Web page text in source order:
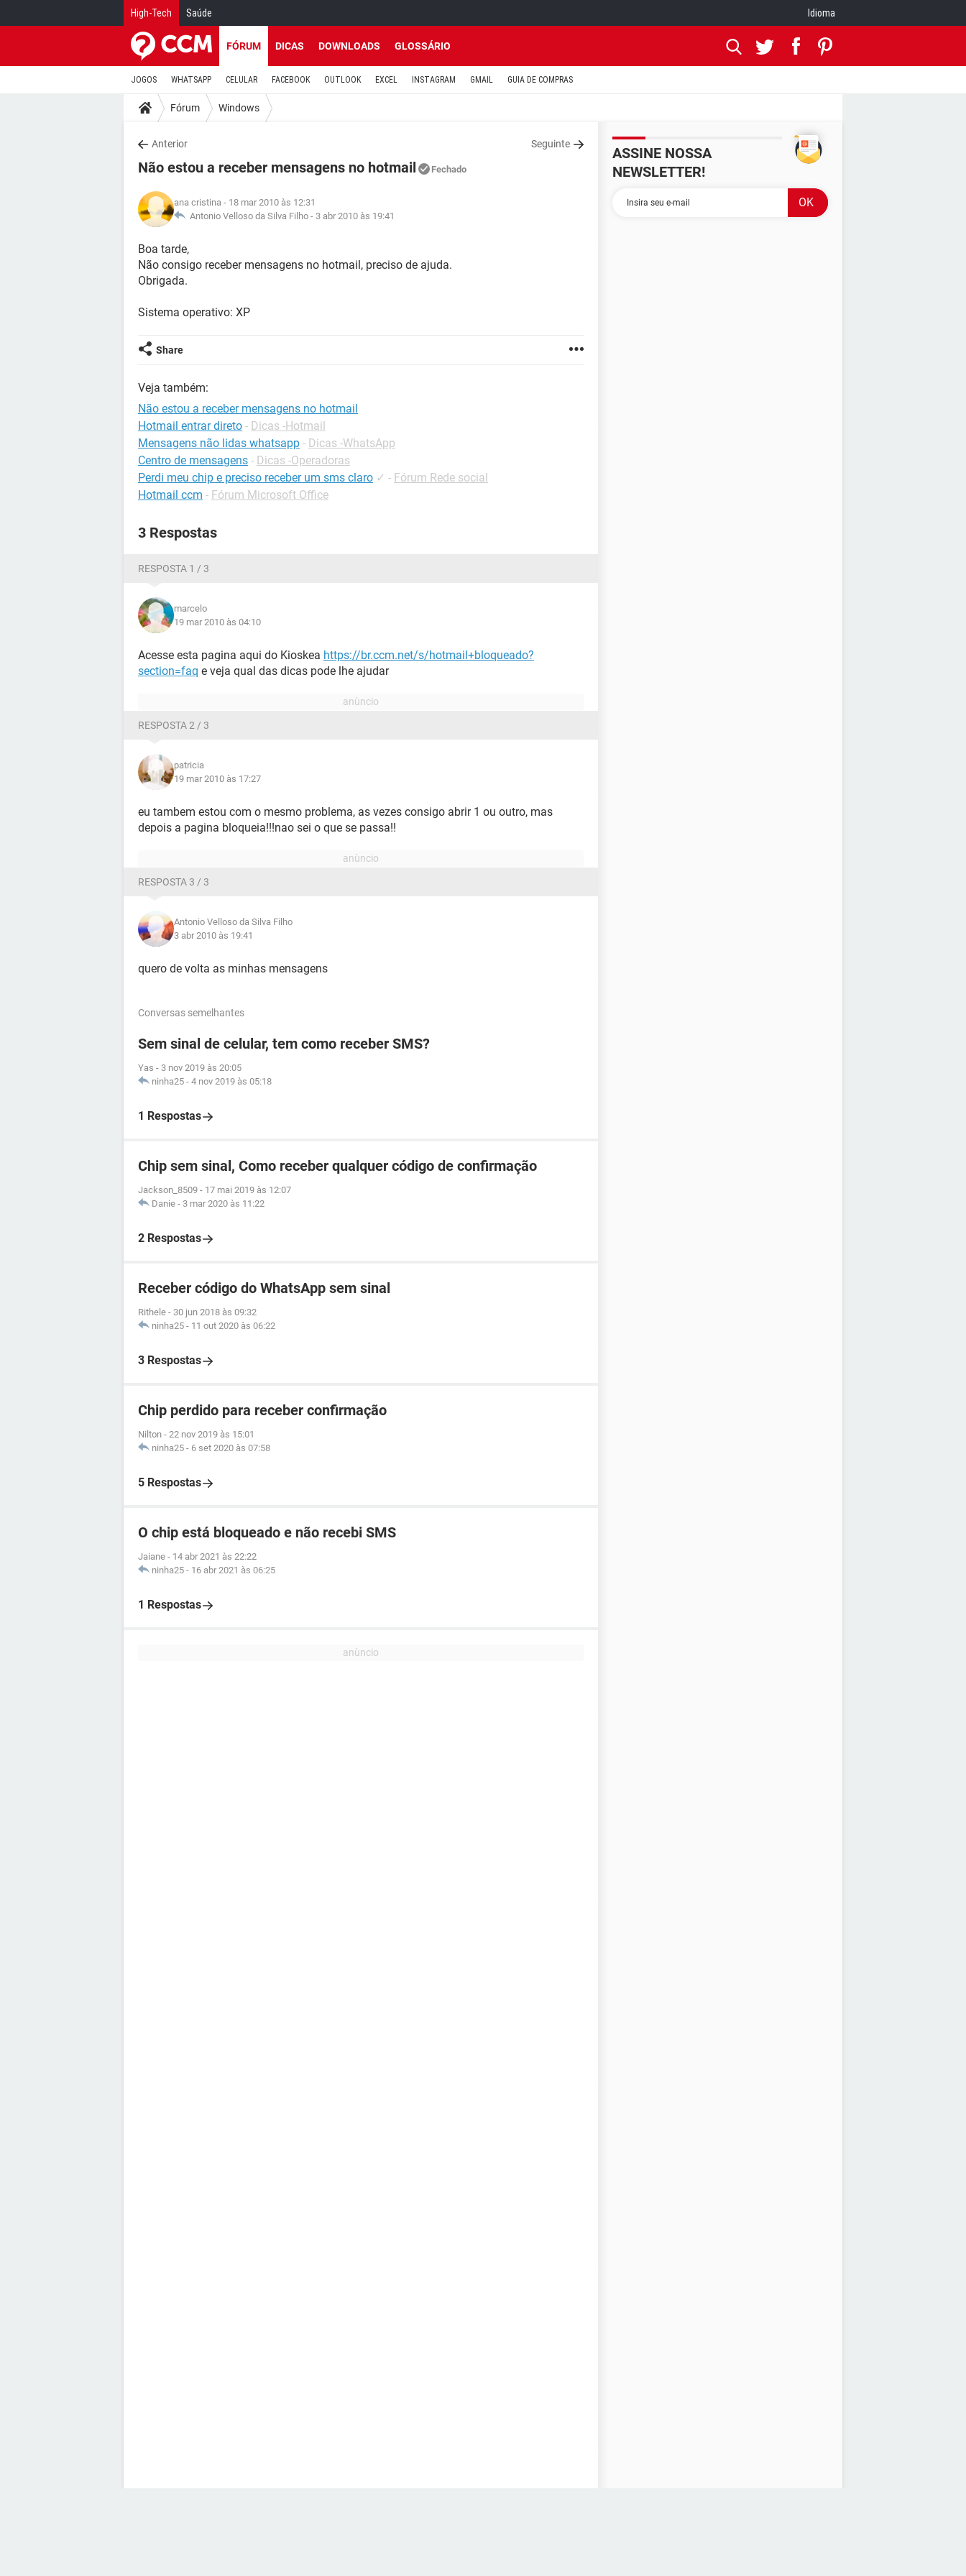
High-Tech Saúde Idioma
FÓRUM DICAS DOWNLOADS GLOSSÁRIO
JOGOS WHATSAPP CELULAR FACEBOOK OUTLOOK EXCEL INSTAGRAM GMAIL GUIA DE COMPRAS
Fórum Windows
Anterior Seguinte
Não estou a receber mensagens no hotmail Fechado
ana cristina - 18 mar 2010 às 12:31
Antonio Velloso da Silva Filho - 3 abr 2010 às 19:41
Boa tarde,
Não consigo receber mensagens no hotmail, preciso de ajuda.
Obrigada.
Sistema operativo: XP
Share
Veja também:
Não estou a receber mensagens no hotmail
Hotmail entrar direto - Dicas -Hotmail
Mensagens não lidas whatsapp - Dicas -WhatsApp
Centro de mensagens - Dicas -Operadoras
Perdi meu chip e preciso receber um sms claro ✓ - Fórum Rede social
Hotmail ccm - Fórum Microsoft Office
3 Respostas
RESPOSTA 1 / 3
marcelo
19 mar 2010 às 04:10
Acesse esta pagina aqui do Kioskea https://br.ccm.net/s/hotmail+bloqueado?
section=faq e veja qual das dicas pode lhe ajudar
RESPOSTA 2 / 3
patricia
19 mar 2010 às 17:27
eu tambem estou com o mesmo problema, as vezes consigo abrir 1 ou outro, mas
depois a pagina bloqueia!!!nao sei o que se passa!!
RESPOSTA 3 / 3
Antonio Velloso da Silva Filho
3 abr 2010 às 19:41
quero de volta as minhas mensagens
Conversas semelhantes
Sem sinal de celular, tem como receber SMS?
Yas - 3 nov 2019 às 20:05
ninha25 - 4 nov 2019 às 05:18
1 Respostas
Chip sem sinal, Como receber qualquer código de confirmação
Jackson_8509 - 17 mai 2019 às 12:07
Danie - 3 mar 2020 às 11:22
2 Respostas
Receber código do WhatsApp sem sinal
Rithele - 30 jun 2018 às 09:32
ninha25 - 11 out 2020 às 06:22
3 Respostas
Chip perdido para receber confirmação
Nilton - 22 nov 2019 às 15:01
ninha25 - 6 set 2020 às 07:58
5 Respostas
O chip está bloqueado e não recebi SMS
Jaiane - 14 abr 2021 às 22:22
ninha25 - 16 abr 2021 às 06:25
1 Respostas
ASSINE NOSSA
NEWSLETTER!